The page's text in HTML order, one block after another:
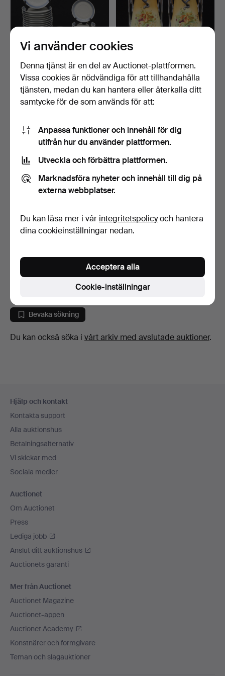
KAFFESERVIS, 22 delar,
"Blå vifte" Royal C…
VASER/URNOR, ett par,
jugend, omkring 1900.
4 dagar
"Pollo", porslin, Stu…
7 bud
porslin, Dahl Je…
4 dagar
Värdering
159 USD
Bevaka sökning
Du kan också söka i vårt arkiv med avslutade auktioner.
Hjälp och kontakt
Kontakta support
Alla auktionshus
Betalningsalternativ
Vi skickar med
Sociala medier
Auctionet
Om Auctionet
Press
Lediga jobb
Anslut ditt auktionshus
Auctionets garanti
Mer från Auctionet
Auctionet Magazine
Auctionet-appen
Auctionet Academy
Konstnärer och formgivare
Teman och slagauktioner
Vi använder cookies
Denna tjänst är en del av Auctionet-plattformen.
Vissa cookies är nödvändiga för att tillhandahålla
tjänsten, medan du kan hantera eller återkalla ditt
samtycke för de som används för att:
Anpassa funktioner och innehåll för dig
utifrån hur du använder plattformen.
Utveckla och förbättra plattformen.
Marknadsföra nyheter och innehåll till dig på
externa webbplatser.
Du kan läsa mer i vår integritetspolicyoch hantera
dina cookieinställningar nedan.
Cookie-inställningar
Acceptera alla